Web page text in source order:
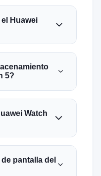
Huawei
5?
Watch
pantalla del